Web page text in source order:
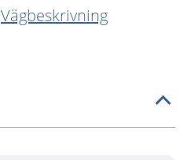
Vägbeskrivning